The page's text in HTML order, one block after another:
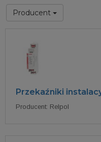
Producent
Przekaźniki
Producent: Relpol